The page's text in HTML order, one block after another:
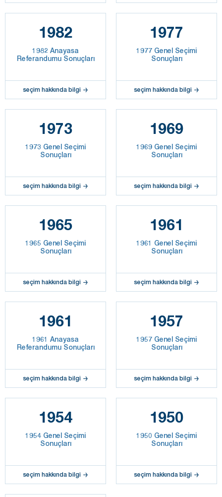
1982
1982 Anayasa
Referandumu Sonuçları
seçim hakkında bilgi
1977
1977 Genel Seçimi
Sonuçları
seçim hakkında bilgi
1973
1973 Genel Seçimi
Sonuçları
seçim hakkında bilgi
1969
1969 Genel Seçimi
Sonuçları
seçim hakkında bilgi
1965
1965 Genel Seçimi
Sonuçları
seçim hakkında bilgi
1961
1961 Genel Seçimi
Sonuçları
seçim hakkında bilgi
1961
1961 Anayasa
Referandumu Sonuçları
seçim hakkında bilgi
1957
1957 Genel Seçimi
Sonuçları
seçim hakkında bilgi
1954
1954 Genel Seçimi
Sonuçları
seçim hakkında bilgi
1950
1950 Genel Seçimi
Sonuçları
seçim hakkında bilgi